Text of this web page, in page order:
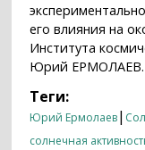
его влияния на
Института
Юрий ЕРМОЛАЕВ.
Теги:
Юрий Ермолаев|
солнечная